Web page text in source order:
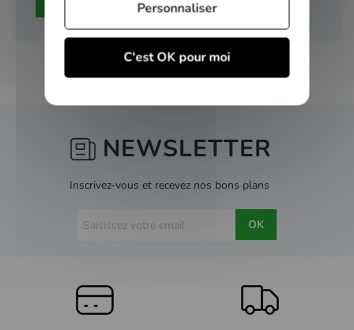
NEWSLETTER
Inscrivez-vous et recevez nos bons plans
OK
C'est OK pour moi
Personnaliser